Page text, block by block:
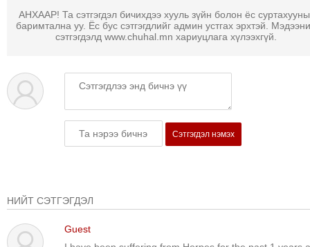
ДҮГЭЭР
ТОЙРОНД
ЗӨРЧЛИЙН
ХУУЛИЙН
АНХААР! Та сэтгэгдэл бичихдээ хууль зүйн болон ёс
баримтална уу. Ёс бус сэтгэгдлийг админ устгах эрхтэй.
сэтгэгдэлд www.chuhal.mn хариуцлага хүлээхгүй.
Сэтгэгдэл нэмэх
НИЙТ СЭТГЭГДЭЛ
Guest